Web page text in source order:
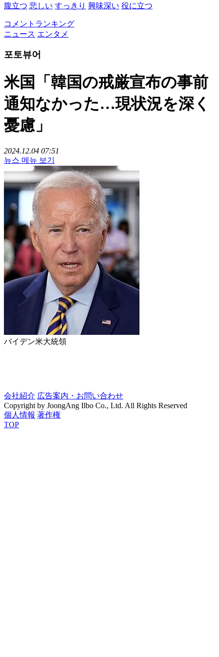
腹立つ 悲しい すっきり 興味深い 役に立つ
コメントランキング
ニュース エンタメ
포토뷰어
米国「韓国の戒厳宣布の事前
通知なかった…現状況を深く
憂慮」
2024.12.04 07:51
뉴스 메뉴 보기
バイデン米大統領
会社紹介 広告案内・お問い合わせ
Copyright by JoongAng Ilbo Co., Ltd. All Rights Reserved
個人情報 著作権
TOP